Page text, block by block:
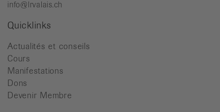
info@lrvalais.ch
Quicklinks
Actualités et conseils
Cours
Manifestations
Dons
Devenir Membre